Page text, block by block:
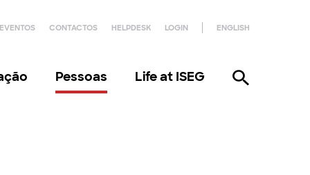
EVENTOS CONTACTOS HELPDESK LOGIN ENGLISH
Pessoas Life at ISEG